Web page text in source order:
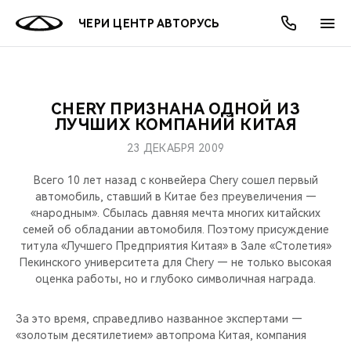
ЧЕРИ ЦЕНТР АВТОРУСЬ
МОДЕЛИ
КРОССОВЕРЫ
СЕДАНЫ
ПОКУПАТЕЛЯМ
КРЕДИТ И СТРАХОВАНИЕ
ВЛАДЕЛЬЦАМ
ЗАПЧАСТИ И АКСЕССУАРЫ
ПОДДЕРЖКА
CHERY CONNECT
МИР CHERY
О БРЕНДЕ
CHERY В СОЦСЕТЯХ
БЛАГОТВОРИТЕЛЬНОСТЬ
АКЦИИ
ОНЛАЙН СЕРВИСЫ
КРЕДИТ
О КОМПАНИИ
МЫ В СОЦСЕТЯХ
CHERY ПРИЗНАНА ОДНОЙ ИЗ
ЛУЧШИХ КОМПАНИЙ КИТАЯ
23 ДЕКАБРЯ 2009
Всего 10 лет назад с конвейера Chery сошел первый
автомобиль, ставший в Китае без преувеличения —
«народным». Сбылась давняя мечта многих китайских
семей об обладании автомобиля. Поэтому присуждение
титула «Лучшего Предприятия Китая» в Зале «Столетия»
Пекинского университета для Chery — не только высокая
оценка работы, но и глубоко символичная награда.
За это время, справедливо названное экспертами —
«золотым десятилетием» автопрома Китая, компания